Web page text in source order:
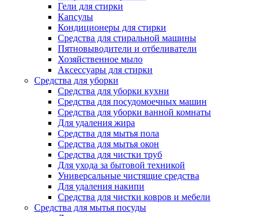
Гели для стирки
Капсулы
Кондиционеры для стирки
Средства для стиральной машины
Пятновыводители и отбеливатели
Хозяйственное мыло
Аксессуары для стирки
Средства для уборки
Средства для уборки кухни
Средства для посудомоечных машин
Средства для уборки ванной комнаты
Для удаления жира
Средства для мытья пола
Средства для мытья окон
Средства для чистки труб
Для ухода за бытовой техникой
Универсальные чистящие средства
Для удаления накипи
Средства для чистки ковров и мебели
Средства для мытья посуды